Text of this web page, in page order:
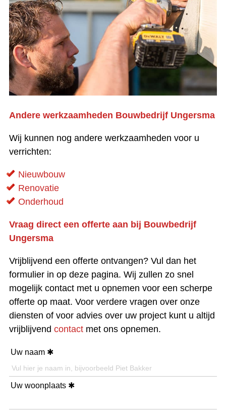
Andere werkzaamheden Bouwbedrijf Ungersma
Wij kunnen nog andere werkzaamheden voor u
verrichten:
Nieuwbouw
Renovatie
Onderhoud
Vraag direct een offerte aan bij Bouwbedrijf
Ungersma
Vrijblijvend een offerte ontvangen? Vul dan het
formulier in op deze pagina. Wij zullen zo snel
mogelijk contact met u opnemen voor een scherpe
offerte op maat. Voor verdere vragen over onze
diensten of voor advies over uw project kunt u altijd
vrijblijvend contact met ons opnemen.
Uw naam
Uw woonplaats